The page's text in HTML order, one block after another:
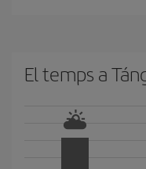
El temps a